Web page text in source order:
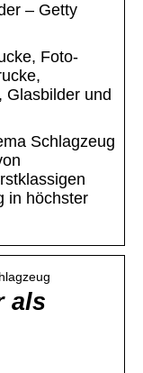
– Getty
Foto-
Glasbilder und
Schlagzeug
in höchster
als